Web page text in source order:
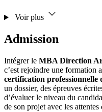
Voir plus
Admission
Intégrer le MBA Direction
c’est rejoindre une formation
certification professionnelle
un dossier, des épreuves
d’évaluer le niveau du
de son projet avec les